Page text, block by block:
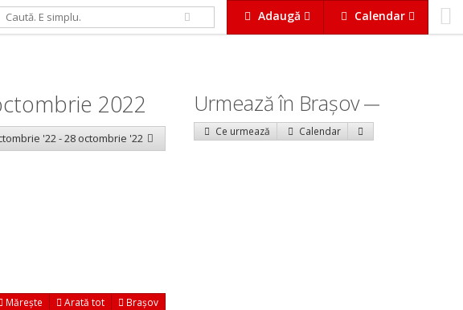
Adaugă Calendar
2022
'22 - 28 octombrie '22
Mărește Arată tot Brașov
Urmează în Braşov
Ce urmează Calendar